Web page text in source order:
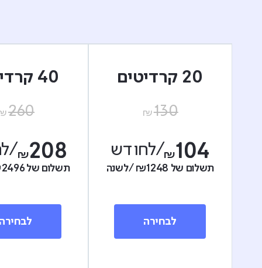
20 קרדיטים
₪130
₪104 /לחודש
תשלום של ₪1248 /לשנה
לבחירה
40 קרדיטים
260
₪208
/
תשלום של2496